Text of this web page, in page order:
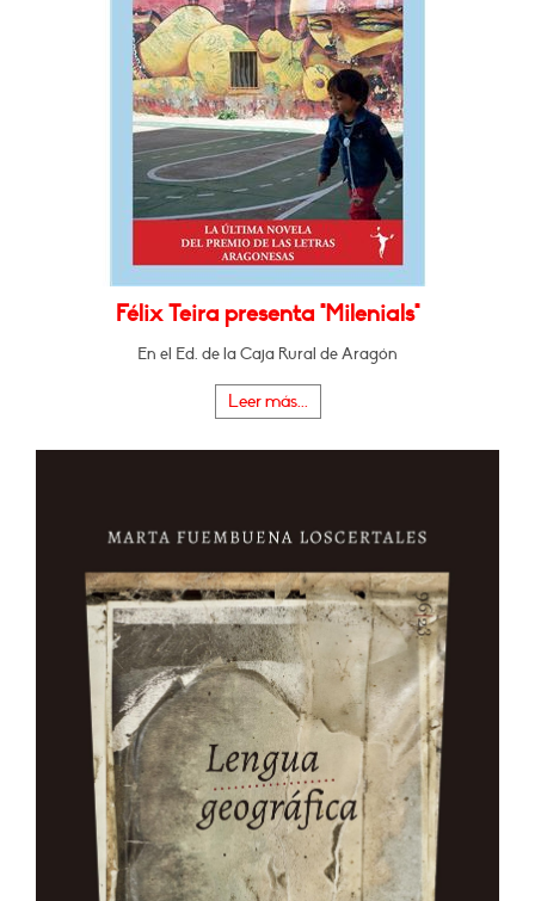
Félix Teira presenta "Milenials"
En el Ed. de la Caja Rural de Aragón
Leer más...